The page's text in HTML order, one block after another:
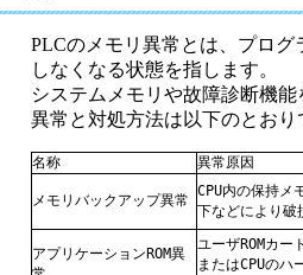
自動販売機・店舗
PLCのメモリ異常とは、プロ
しなくなる状態を指します。
システムメモリや故障診断機
異常と対処方法は以下のとおり
名称 異常原因
メモリバックアップ異常
CPU内の保持メ
下などにより破
アプリケーションROM異
ユーザROMカー
またはCPUのハ